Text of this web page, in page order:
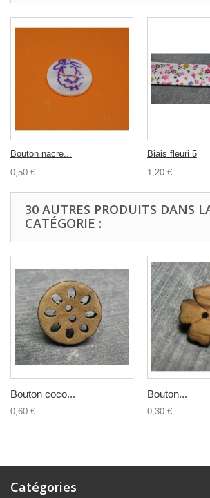
Bouton nacre...
0,50 €
Biais fleuri 5
1,20 €
30 AUTRES PRODUITS DANS
CATÉGORIE :
Bouton coco...
0,60 €
Bouton...
0,30 €
Catégories